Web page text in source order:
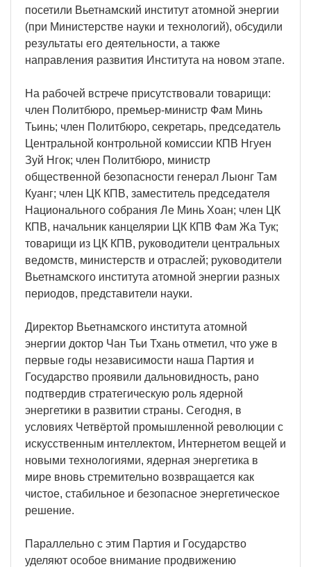
посетили Вьетнамский институт атомной энергии
(при Министерстве науки и технологий), обсудили
результаты его деятельности, а также
направления развития Института на новом этапе.
На рабочей встрече присутствовали товарищи:
член Политбюро, премьер-министр Фам Минь
Тьинь; член Политбюро, секретарь, председатель
Центральной контрольной комиссии КПВ Нгуен
Зуй Нгок; член Политбюро, министр
общественной безопасности генерал Лыонг Там
Куанг; член ЦК КПВ, заместитель председателя
Национального собрания Ле Минь Хоан; член ЦК
КПВ, начальник канцелярии ЦК КПВ Фам Жа Тук;
товарищи из ЦК КПВ, руководители центральных
ведомств, министерств и отраслей; руководители
Вьетнамского института атомной энергии разных
периодов, представители науки.
Директор Вьетнамского института атомной
энергии доктор Чан Тьи Тхань отметил, что уже в
первые годы независимости наша Партия и
Государство проявили дальновидность, рано
подтвердив стратегическую роль ядерной
энергетики в развитии страны. Сегодня, в
условиях Четвёртой промышленной революции с
искусственным интеллектом, Интернетом вещей и
новыми технологиями, ядерная энергетика в
мире вновь стремительно возвращается как
чистое, стабильное и безопасное энергетическое
решение.
Параллельно с этим Партия и Государство
уделяют особое внимание продвижению